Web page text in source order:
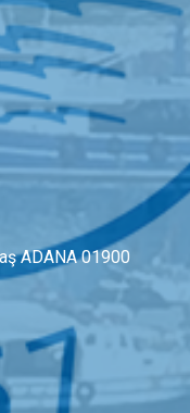
ADANA 01900